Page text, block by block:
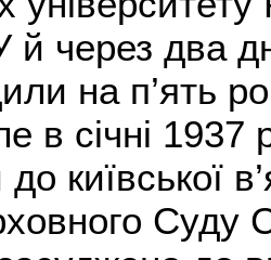
через два
на п’ять
в січні
київської